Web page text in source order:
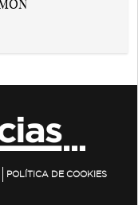
POLÍTICA DE COOKIES